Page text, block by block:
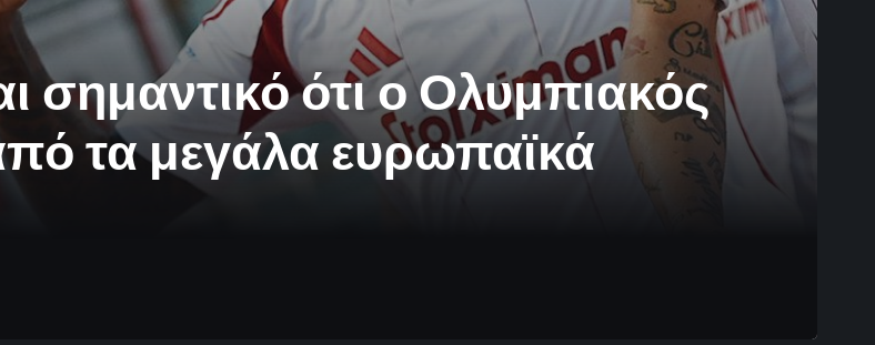
σημαντικό ότι ο Ολυμπιακός
τα μεγάλα ευρωπαϊκά